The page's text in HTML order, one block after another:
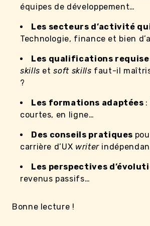
équipes de développement…
Les secteurs d’activité
Technologie, finance et bien
Les qualifications
skills etsoft skills faut-il
?
Les formations adaptées :
courtes, en ligne…
Des conseils pratiques
carrière d’UX writer
Les perspectives
revenus passifs…
Bonne lecture !